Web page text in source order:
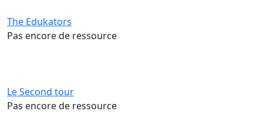
The Edukators
Pas encore de ressource
Le Second tour
Pas encore de ressource